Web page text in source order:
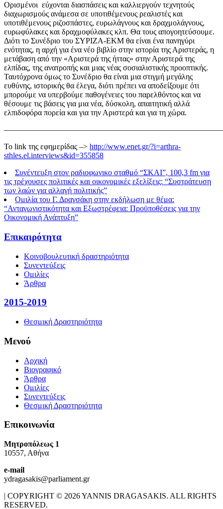
Ορισμένοι εύχονται διασπάσεις και καλλιεργούν τεχνητούς
διαχωρισμούς ανάμεσα σε υποτιθέμενους ρεαλιστές και
υποτιθέμενους ριζοσπάστες, ευρωλάγνους και δραχμολάγνους,
ευρωφύλακες και δραχμοφύλακες κλπ. Θα τους απογοητεύσουμε.
Διότι το Συνέδριο του ΣΥΡΙΖΑ-ΕΚΜ θα είναι ένα πανηγύρι
ενότητας, η αρχή για ένα νέο βιβλίο στην ιστορία της Αριστεράς, η
μετάβαση από την «Αριστερά της ήττας» στην Αριστερά της
ελπίδας, της ανατροπής και μιας νέας σοσιαλιστικής προοπτικής.
Ταυτόχρονα όμως το Συνέδριο θα είναι μια στιγμή μεγάλης
ευθύνης, ιστορικής θα έλεγα, διότι πρέπει να αποδείξουμε ότι
μπορούμε να υπερβούμε παθογένειες του παρελθόντος και να
θέσουμε τις βάσεις για μια νέα, δύσκολη, απαιτητική αλλά
ελπιδοφόρα πορεία και για την Αριστερά και για τη χώρα.
Το link της εφημερίδας –> http://www.enet.gr/?i=arthra-
sthles.el.interviews&id=355858
Συνέντευξη στον ραδιοφωνικο σταθμό “ΣΚΑΙ”, 100,3 fm για
τις τρέχουσες πολιτικές και οικονομικές εξελίξεις: “Συστράτευση
των λαών για αλλαγή πολιτικής”
Ομιλία του Γ. Δραγσάκη στην εκδήλωση με θέμα:
“Ανταγωνιστικότητα και Εξωστρέφεια: Προϋποθέσεις για την
Οικονομική Ανάπτυξη”
Επικαιρότητα
Κοινοβουλευτική δραστηριότητα
Συνεντεύξεις
Ομιλίες
Άρθρα
2015-2019
Θεσμική Δραστηριότητα
Μενού
Αρχική
Βιογραφικό
Άρθρα
Ομιλίες
Συνεντεύξεις
Θεσμική Δραστηριότητα
Επικοινωνία
Μητροπόλεως 1
10557, Αθήνα
e-mail
ydragasakis@parliament.gr
| COPYRIGHT © 2026 YANNIS DRAGASAKIS. ALL RIGHTS
RESERVED.